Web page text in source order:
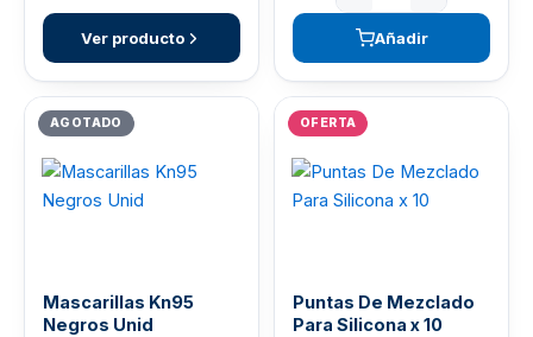
Ver producto Añadir
AGOTADO
Mascarillas Kn95
Negros Unid
OFERTA
Puntas De Mezclado
Para Silicona x 10